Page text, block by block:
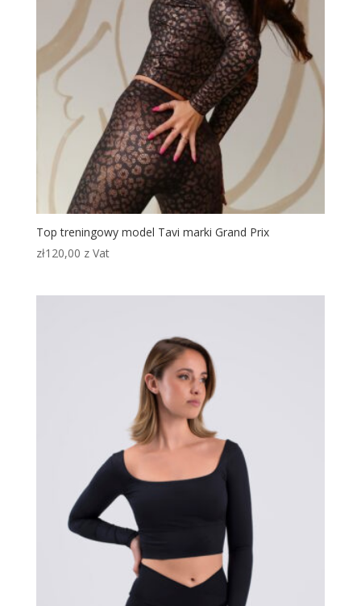
Top treningowy model Tavi marki Grand Prix
zł120,00 z Vat